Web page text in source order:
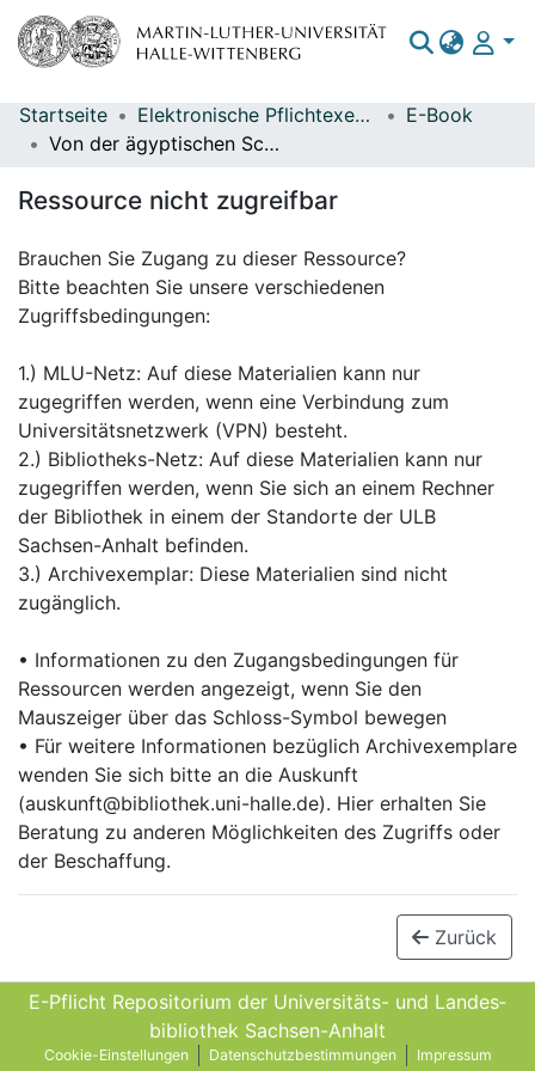
Bereiche & Sammlungen
Startseite Elektronische Pflichtexemplare
E-Book
Von der ägyptischen Schraube zur Ziegelstrangpresse : Begleitheft zur Sonderausstellung: die Mundstücke in der Ziegelindustrie / Herausgeber: Technisches Denkmal Ziegelei Hundisburg ; Hans-Heinrich Böger
Ressource nicht zugreifbar
Brauchen Sie Zugang zu dieser Ressource?
Bitte beachten Sie unsere verschiedenen
Zugriffsbedingungen:
1.) MLU-Netz: Auf diese Materialien kann nur
zugegriffen werden, wenn eine Verbindung zum
Universitätsnetzwerk (VPN) besteht.
2.) Bibliotheks-Netz: Auf diese Materialien kann nur
zugegriffen werden, wenn Sie sich an einem Rechner
der Bibliothek in einem der Standorte der ULB
Sachsen-Anhalt befinden.
3.) Archivexemplar: Diese Materialien sind nicht
zugänglich.
• Informationen zu den Zugangsbedingungen für
Ressourcen werden angezeigt, wenn Sie den
Mauszeiger über das Schloss-Symbol bewegen
• Für weitere Informationen bezüglich Archivexemplare
wenden Sie sich bitte an die Auskunft
(auskunft@bibliothek.uni-halle.de). Hier erhalten Sie
Beratung zu anderen Möglichkeiten des Zugriffs oder
der Beschaffung.
Zurück
E-Pflicht Repositorium der Universitäts- und Landes­
bibliothek Sachsen-Anhalt
Cookie-Einstellungen Datenschutzbestimmungen Impressum